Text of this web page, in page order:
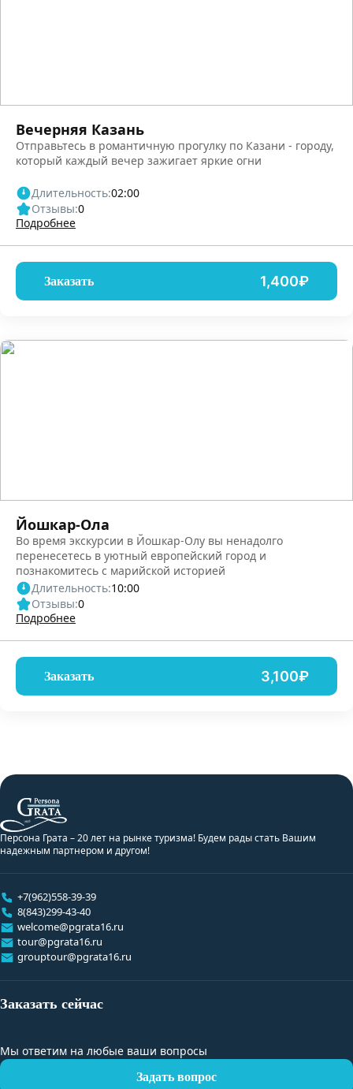
Вечерняя Казань
Отправьтесь в романтичную прогулку по Казани - городу,
который каждый вечер зажигает яркие огни
Длительность:02:00
Отзывы:0
Подробнее
Заказать 1,400₽
Йошкар-Ола
Во время экскурсии в Йошкар-Олу вы ненадолго
перенесетесь в уютный европейский город и
познакомитесь с марийской историей
Длительность:10:00
Отзывы:0
Подробнее
Заказать 3,100₽
Персона Грата – 20 лет на рынке туризма! Будем рады стать Вашим
надежным партнером и другом!
+7(962)558-39-39
8(843)299-43-40
welcome@pgrata16.ru
tour@pgrata16.ru
grouptour@pgrata16.ru
Заказать сейчас
Мы ответим на любые ваши вопросы
Задать вопрос